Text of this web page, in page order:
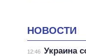
НОВОСТИ
12:46 Украина